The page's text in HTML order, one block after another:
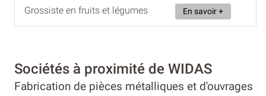
Grossiste en fruits et légumes
En savoir +
Sociétés à proximité de WIDAS
Fabrication de pièces métalliques et d'ouvrages